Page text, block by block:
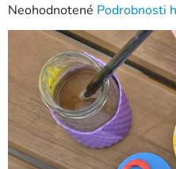
Priemerné
hodnotenie
produktu
0,0
z
5
hviezdičiek.
Neohodnotené Podrobnosti